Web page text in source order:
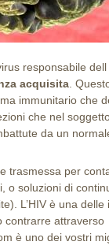
responsabile
acquisita .
immunitario che
che nel
da un
trasmessa per
o soluzioni di
L’HIV è una delle
contrarre
è uno dei vostri